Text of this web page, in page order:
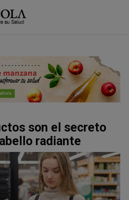
son el secreto
radiante